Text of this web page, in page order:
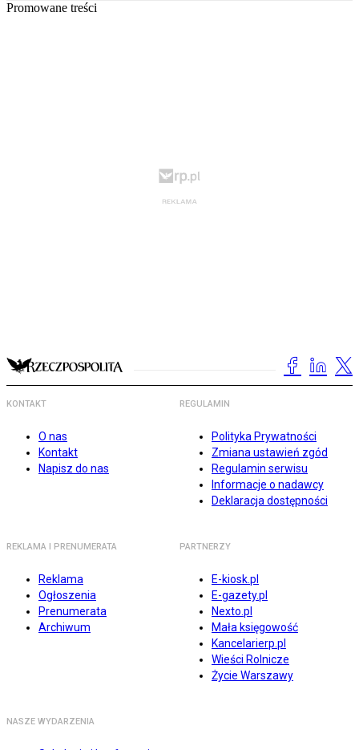
Promowane treści
KONTAKT
O nas
Kontakt
Napisz do nas
REGULAMIN
Polityka Prywatności
Zmiana ustawień zgód
Regulamin serwisu
Informacje o nadawcy
Deklaracja dostępności
REKLAMA I PRENUMERATA
Reklama
Ogłoszenia
Prenumerata
Archiwum
PARTNERZY
E-kiosk.pl
E-gazety.pl
Nexto.pl
Mała księgowość
Kancelarierp.pl
Wieści Rolnicze
Życie Warszawy
NASZE WYDARZENIA